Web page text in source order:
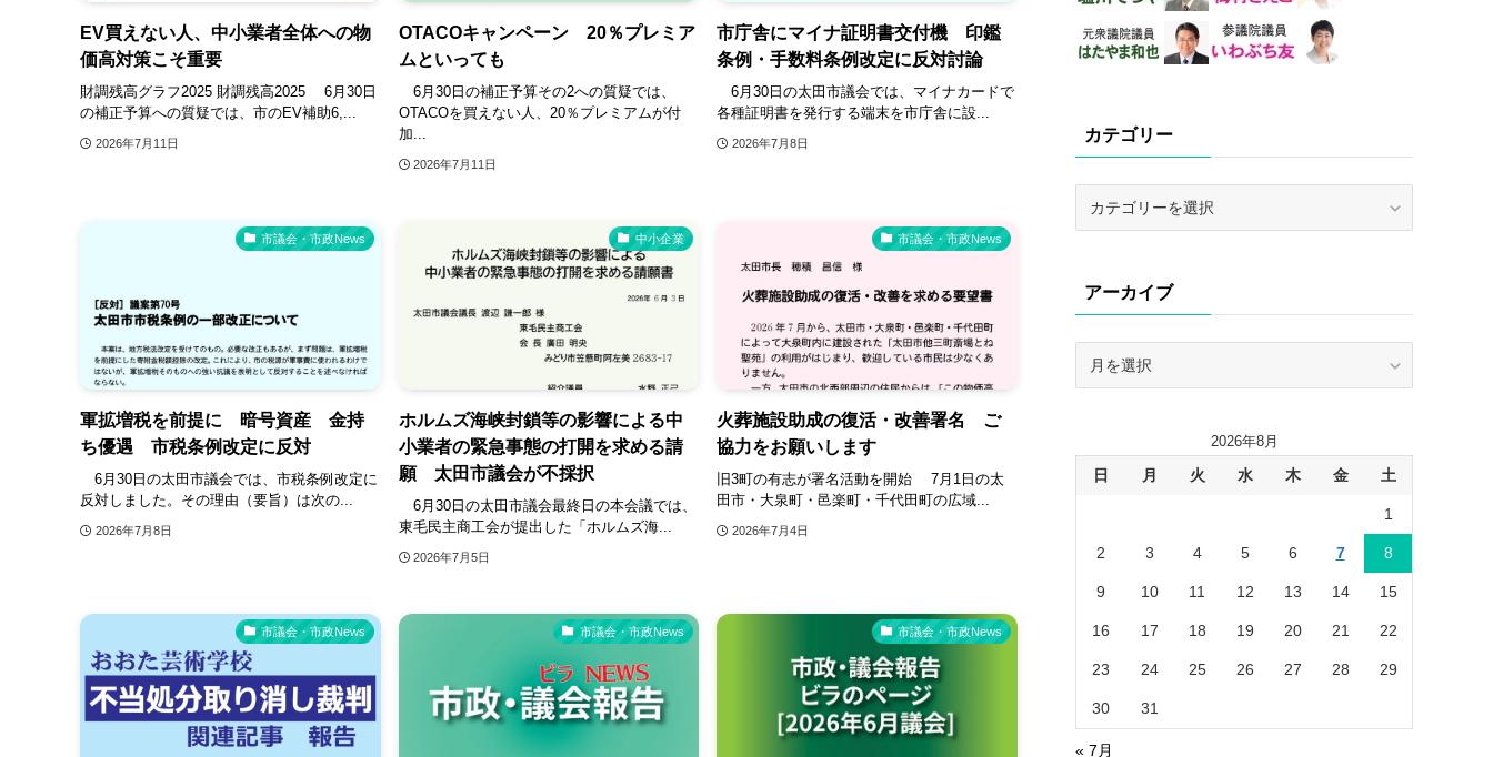
EV買えない人、中小業者全体への物
価高対策こそ重要
財調残高グラフ2025 財調残高2025 6月30日
の補正予算への質疑では、市のEV補助6,...
2026年7月11日
OTACOキャンペーン 20％プレミア
ムといっても
6月30日の補正予算その2への質疑では、
OTACOを買えない人、20％プレミアムが付
加...
2026年7月11日
市庁舎にマイナ証明書交付機 印鑑
条例・手数料条例改定に反対討論
6月30日の太田市議会では、マイナカードで
各種証明書を発行する端末を市庁舎に設...
2026年7月8日
市議会・市政News
軍拡増税を前提に 暗号資産 金持
ち優遇 市税条例改定に反対
6月30日の太田市議会では、市税条例改定に
反対しました。その理由（要旨）は次の...
2026年7月8日
中小企業
ホルムズ海峡封鎖等の影響による中
小業者の緊急事態の打開を求める請
願 太田市議会が不採択
6月30日の太田市議会最終日の本会議では、
東毛民主商工会が提出した「ホルムズ海...
2026年7月5日
市議会・市政News
火葬施設助成の復活・改善署名 ご
協力をお願いします
旧3町の有志が署名活動を開始 7月1日の太
田市・大泉町・邑楽町・千代田町の広域...
2026年7月4日
市議会・市政News 市議会・市政News 市議会・市政News
カテゴリー
ーアーカイブ
2026年8月
日 月 火 水 木 金 土
1
2 3 4 5 6 7 8
9 10 11 12 13 14 15
16 17 18 19 20 21 22
23 24 25 26 27 28 29
30 31
« 7月